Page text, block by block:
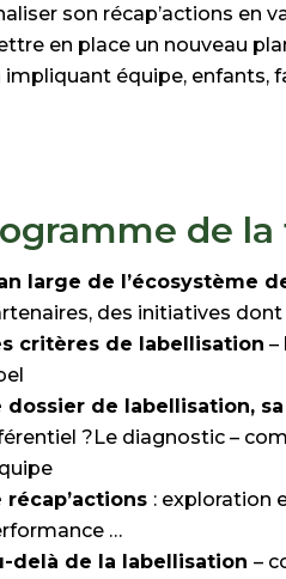
son récap’actions en
en place un nouveau
impliquant équipe, enfants,
de
large de l’écosystème
des initiatives dont
critères de labellisation –
dossier de labellisation,
?Le diagnostic–
récap’actions : exploration
…
delà de la labellisation–